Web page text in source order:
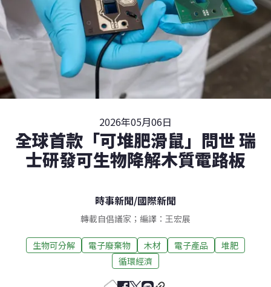
2026年05月06日
全球首款「可堆肥滑鼠」問世 瑞
士研發可生物降解木質電路板
時事新聞/國際新聞
轉載自倡議家；編譯：王宏展
生物可分解 電子廢棄物 木材 電子產品
堆肥
循環經濟